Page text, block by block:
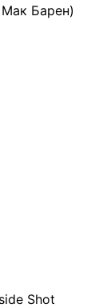
Мак Барен)
Shot